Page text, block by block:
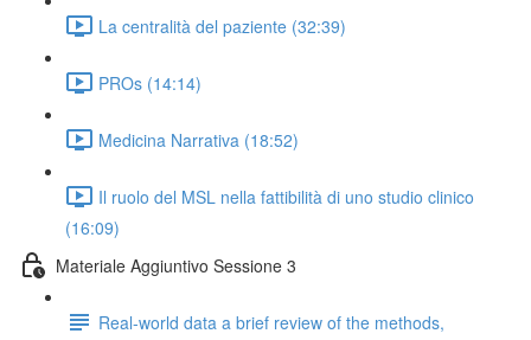
La centralità del paziente (32:39)
PROs (14:14)
Medicina Narrativa (18:52)
Il ruolo del MSL nella fattibilità di uno studio clinico
(16:09)
Materiale Aggiuntivo Sessione 3
Real-world data a brief review of the methods,